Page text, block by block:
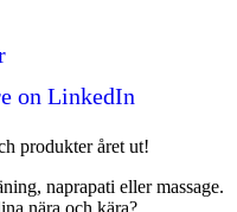
produkter året ut!
naprapati eller massage.
nära och kära?